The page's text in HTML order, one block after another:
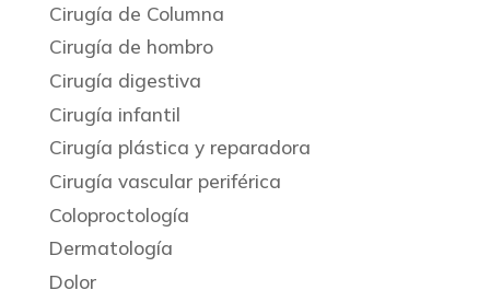
Cirugía de Columna
Cirugía de hombro
Cirugía digestiva
Cirugía infantil
Cirugía plástica y reparadora
Cirugía vascular periférica
Coloproctología
Dermatología
Dolor